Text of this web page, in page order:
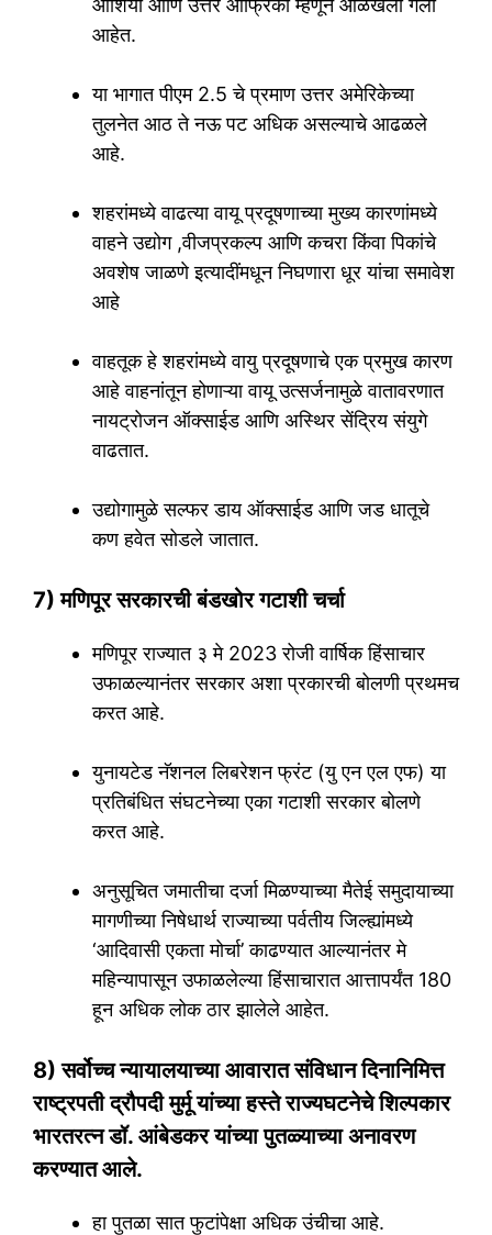
आशिया आणि उत्तर आफ्रिका म्हणून ओळखली गेली
आहेत.
या भागात पीएम 2.5 चे प्रमाण उत्तर अमेरिकेच्या
तुलनेत आठ ते नऊ पट अधिक असल्याचे आढळले
आहे.
शहरांमध्ये वाढत्या वायू प्रदूषणाच्या मुख्य कारणांमध्ये
वाहने उद्योग ,वीजप्रकल्प आणि कचरा किंवा पिकांचे
अवशेष जाळणे इत्यादींमधून निघणारा धूर यांचा समावेश
आहे
वाहतूक हे शहरांमध्ये वायु प्रदूषणाचे एक प्रमुख कारण
आहे वाहनांतून होणाऱ्या वायू उत्सर्जनामुळे वातावरणात
नायट्रोजन ऑक्साईड आणि अस्थिर सेंद्रिय संयुगे
वाढतात.
उद्योगामुळे सल्फर डाय ऑक्साईड आणि जड धातूचे
कण हवेत सोडले जातात.
7) मणिपूर सरकारची बंडखोर गटाशी चर्चा
मणिपूर राज्यात ३ मे 2023 रोजी वार्षिक हिंसाचार
उफाळल्यानंतर सरकार अशा प्रकारची बोलणी प्रथमच
करत आहे.
युनायटेड नॅशनल लिबरेशन फ्रंट (यु एन एल एफ) या
प्रतिबंधित संघटनेच्या एका गटाशी सरकार बोलणे
करत आहे.
अनुसूचित जमातीचा दर्जा मिळण्याच्या मैतेई समुदायाच्या
मागणीच्या निषेधार्थ राज्याच्या पर्वतीय जिल्ह्यांमध्ये
‘आदिवासी एकता मोर्चा’ काढण्यात आल्यानंतर मे
महिन्यापासून उफाळलेल्या हिंसाचारात आत्तापर्यंत 180
हून अधिक लोक ठार झालेले आहेत.
8) सर्वोच्च न्यायालयाच्या आवारात संविधान दिनानिमित्त
राष्ट्रपती द्रौपदी मुर्मू यांच्या हस्ते राज्यघटनेचे शिल्पकार
भारतरत्न डॉ. आंबेडकर यांच्या पुतळ्याच्या अनावरण
करण्यात आले.
हा पुतळा सात फुटांपेक्षा अधिक उंचीचा आहे.